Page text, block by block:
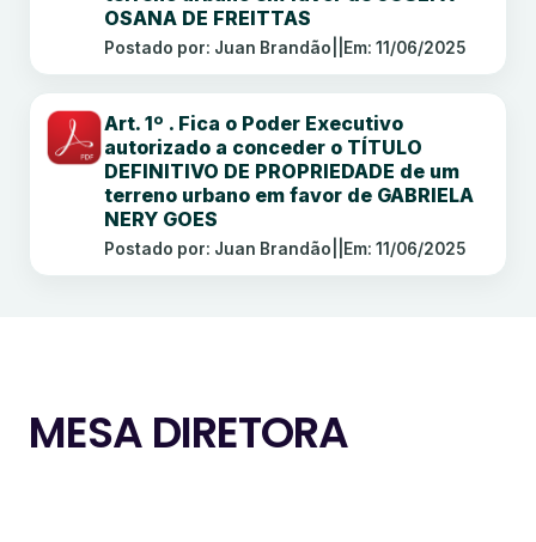
OSANA DE FREITTAS
Postado por: Juan Brandão Em: 11/06/2025
Art. 1º . Fica o Poder Executivo
autorizado a conceder o TÍTULO
DEFINITIVO DE PROPRIEDADE de um
terreno urbano em favor de GABRIELA
NERY GOES
Postado por: Juan Brandão Em: 11/06/2025
MESA DIRETORA